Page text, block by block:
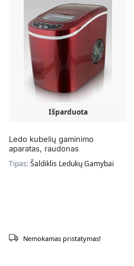
Išparduota
Ledo kubelių gaminimo
aparatas, raudonas
Tipas:Šaldiklis Ledukų Gamybai
Nemokamas pristatymas!